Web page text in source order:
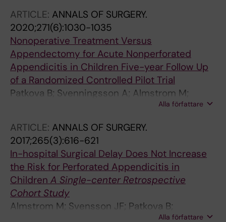
ARTICLE: ANNALS OF SURGERY.
2020;271(6):1030-1035
Nonoperative Treatment Versus
Appendectomy for Acute Nonperforated
Appendicitis in Children Five-year Follow Up
of a Randomized Controlled Pilot Trial
Patkova B; Svenningsson A; Almstrom M;
Alla författare
ARTICLE: ANNALS OF SURGERY.
2017;265(3):616-621
In-hospital Surgical Delay Does Not Increase
the Risk for Perforated Appendicitis in
Children A Single-center Retrospective
Cohort Study
Almstrom M; Svensson JF; Patkova B;
Alla författare